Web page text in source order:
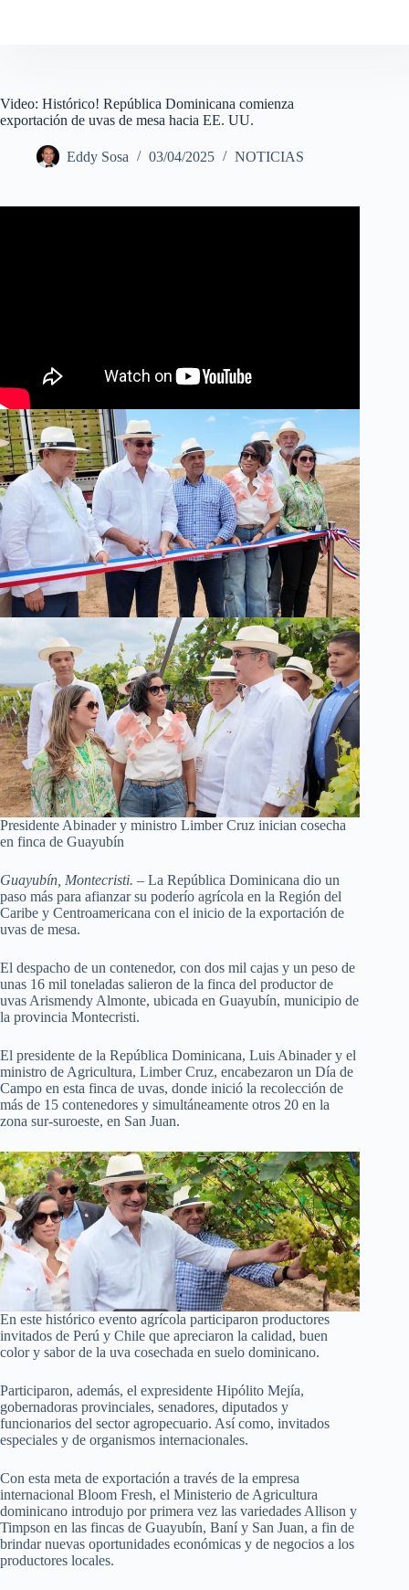
Video: Histórico! República Dominicana comienza
exportación de uvas de mesa hacia EE. UU.
Eddy Sosa 03/04/2025 NOTICIAS
Presidente Abinader y ministro Limber Cruz inician cosecha
en finca de Guayubín
Guayubín, Montecristi. – La República Dominicana dio un
paso más para afianzar su poderío agrícola en la Región del
Caribe y Centroamericana con el inicio de la exportación de
uvas de mesa.
El despacho de un contenedor, con dos mil cajas y un peso de
unas 16 mil toneladas salieron de la finca del productor de
uvas Arismendy Almonte, ubicada en Guayubín, municipio de
la provincia Montecristi.
El presidente de la República Dominicana, Luis Abinader y el
ministro de Agricultura, Limber Cruz, encabezaron un Día de
Campo en esta finca de uvas, donde inició la recolección de
más de 15 contenedores y simultáneamente otros 20 en la
zona sur-suroeste, en San Juan.
En este histórico evento agrícola participaron productores
invitados de Perú y Chile que apreciaron la calidad, buen
color y sabor de la uva cosechada en suelo dominicano.
Participaron, además, el expresidente Hipólito Mejía,
gobernadoras provinciales, senadores, diputados y
funcionarios del sector agropecuario. Así como, invitados
especiales y de organismos internacionales.
Con esta meta de exportación a través de la empresa
internacional Bloom Fresh, el Ministerio de Agricultura
dominicano introdujo por primera vez las variedades Allison y
Timpson en las fincas de Guayubín, Baní y San Juan, a fin de
brindar nuevas oportunidades económicas y de negocios a los
productores locales.